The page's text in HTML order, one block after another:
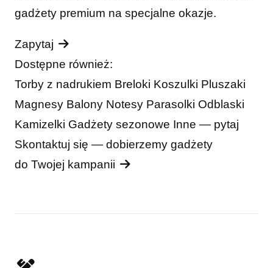
gadżety premium na specjalne okazje.
Zapytaj
Dostępne również:
Torby z nadrukiem Breloki Koszulki Pluszaki
Magnesy Balony Notesy Parasolki Odblaski
Kamizelki Gadżety sezonowe Inne — pytaj
Skontaktuj się — dobierzemy gadżety
do Twojej kampanii